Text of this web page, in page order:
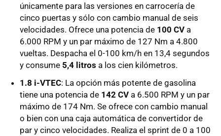
únicamente para las versiones en carrocería de
cinco puertas y sólo con cambio manual de seis
velocidades. Ofrece una potencia de 100 CV a
6.000 RPM y un par máximo de 127 Nm a 4.800
vueltas. Despacha el 0-100 km/h en 13,4 segundos
y consume 5,4 litros a los cien kilómetros.
1.8 i-VTEC: La opción más potente de gasolina
tiene una potencia de 142 CV a 6.500 RPM y un par
máximo de 174 Nm. Se ofrece con cambio manual
o bien con una caja automática de convertidor de
par y cinco velocidades. Realiza el sprint de 0 a 100